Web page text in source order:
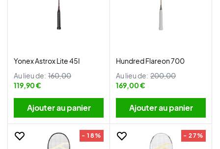
Yonex Astrox Lite 45I
Au lieu de: 160,00
119,90 €
Ajouter au panier
Hundred Flareon 700
Au lieu de: 200,00
169,00 €
Ajouter au panier
- 18% - 27%